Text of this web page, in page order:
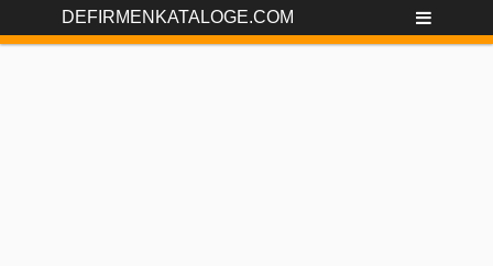
DEFIRMENKATALOGE.COM